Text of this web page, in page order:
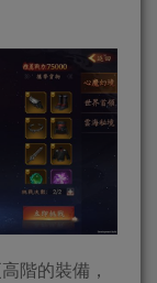
階的裝備，